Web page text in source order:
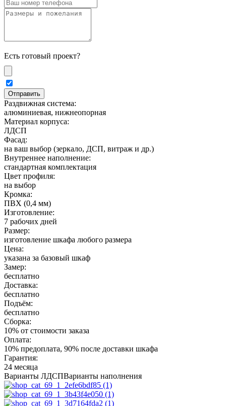
Есть готовый проект?
Раздвижная система:
алюминиевая, нижнеопорная
Материал корпуса:
ЛДСП
Фасад:
на ваш выбор (зеркало, ДСП, витраж и др.)
Внутреннее наполнение:
стандартная комплектация
Цвет профиля:
на выбор
Кромка:
ПВХ (0,4 мм)
Изготовление:
7 рабочих дней
Размер:
изготовление шкафа любого размера
Цена:
указана за базовый шкаф
Замер:
бесплатно
Доставка:
бесплатно
Подъём:
бесплатно
Сборка:
10% от стоимости заказа
Оплата:
10% предоплата, 90% после доставки шкафа
Гарантия:
24 месяца
Варианты ЛДСПВарианты наполнения